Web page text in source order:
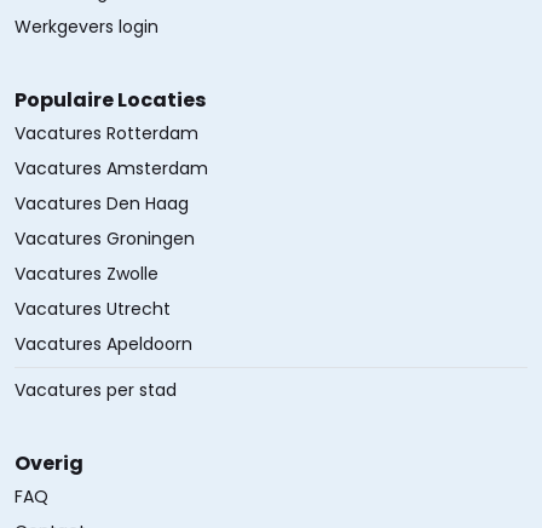
Werkgevers login
Populaire Locaties
Vacatures Rotterdam
Vacatures Amsterdam
Vacatures Den Haag
Vacatures Groningen
Vacatures Zwolle
Vacatures Utrecht
Vacatures Apeldoorn
Vacatures per stad
Overig
FAQ